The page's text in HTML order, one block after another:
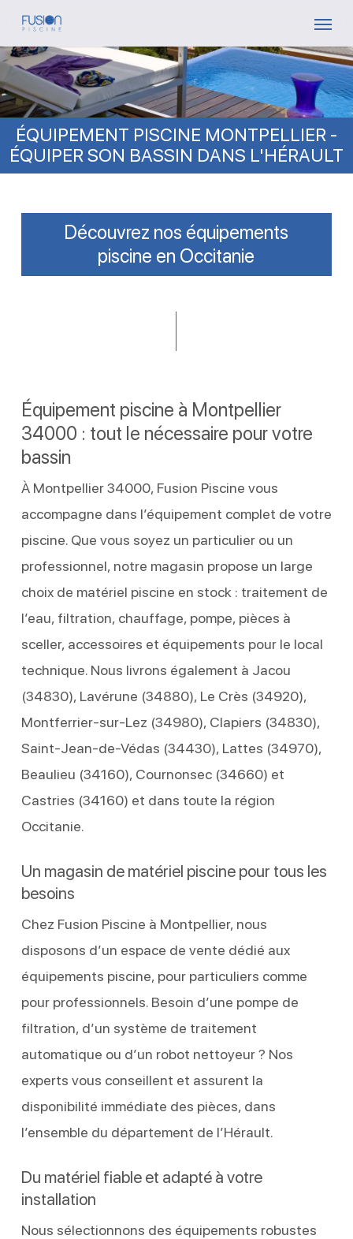
Skip
main
content
ÉQUIPEMENT PISCINE MONTPELLIER -
ÉQUIPER SON BASSIN DANS L'HÉRAULT
Découvrez nos équipements
piscine en Occitanie
Équipement piscine à Montpellier
34000 : tout le nécessaire pour votre
bassin
À Montpellier 34000, Fusion Piscine vous
accompagne dans l’équipement complet de votre
piscine. Que vous soyez un particulier ou un
professionnel, notre magasin propose un large
choix de matériel piscine en stock : traitement de
l’eau, filtration, chauffage, pompe, pièces à
sceller, accessoires et équipements pour le local
technique. Nous livrons également à Jacou
(34830), Lavérune (34880), Le Crès (34920),
Montferrier‑sur‑Lez (34980), Clapiers (34830),
Saint‑Jean‑de‑Védas (34430), Lattes (34970),
Beaulieu (34160), Cournonsec (34660) et
Castries (34160) et dans toute la région
Occitanie.
Un magasin de matériel piscine pour tous les
besoins
Chez Fusion Piscine à Montpellier, nous
disposons d’un espace de vente dédié aux
équipements piscine, pour particuliers comme
pour professionnels. Besoin d’une pompe de
filtration, d’un système de traitement
automatique ou d’un robot nettoyeur ? Nos
experts vous conseillent et assurent la
disponibilité immédiate des pièces, dans
l’ensemble du département de l’Hérault.
Du matériel fiable et adapté à votre
installation
Nous sélectionnons des équipements robustes